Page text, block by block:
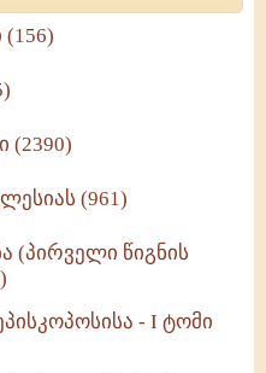
(2390)
(961)
(პირველი წიგნის
- I ტომი